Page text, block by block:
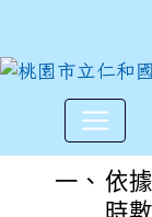
112學
一、 依